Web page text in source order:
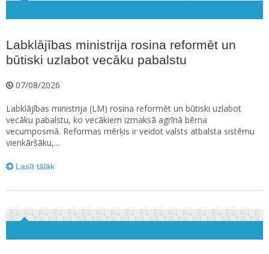
Labklājības ministrija rosina reformēt un
būtiski uzlabot vecāku pabalstu
07/08/2026
Labklājības ministrija (LM) rosina reformēt un būtiski uzlabot
vecāku pabalstu, ko vecākiem izmaksā agrīnā bērna
vecumposmā. Reformas mērķis ir veidot valsts atbalsta sistēmu
vienkāršāku,...
Lasīt tālāk